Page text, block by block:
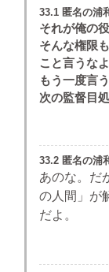
33.1 匿名の浦
それが俺の
そんな権限
こと言うなよ
もう一度言
次の監督目
33.2 匿名の浦
あのな。だ
の人間」が
だよ。